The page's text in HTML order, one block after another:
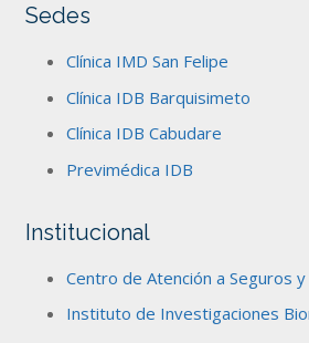
Sedes
Clínica IMD San Felipe
Clínica IDB Barquisimeto
Clínica IDB Cabudare
Previmédica IDB
Institucional
Centro de Atención a Seguros
Instituto de Investigaciones